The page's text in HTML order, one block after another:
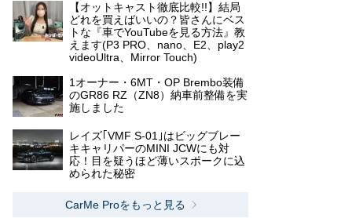
【オットキャスト徹底比較!!】結局
どれを買えばいいの？皆さんにベス
トな『車でYouTubeを見る方法』教
えます(P3 PRO、nano、E2、play2
videoUltra、Mirror Touch)
1オーナー・6MT・OP Brembo装備
のGR86 RZ（ZN8）納車前整備を実
施しました
レイズ｢VMF S-01｣はビッグブレー
キキャリパーのMINI JCWにも対
応！目を疑うほど薄いスポークに込
められた秘密
CarMe Proをもっと見る